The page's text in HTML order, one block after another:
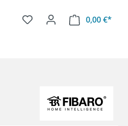
0,00 €*